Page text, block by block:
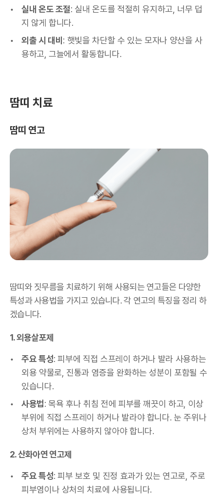
실내 온도 조절: 실내 온도를 적절히 유지하고, 너무 덥
지 않게 합니다.
외출 시 대비: 햇빛을 차단할 수 있는 모자나 양산을 사
용하고, 그늘에서 활동합니다.
땀띠 치료
땀띠 연고
땀띠와 짓무름을 치료하기 위해 사용되는 연고들은 다양한
특성과 사용법을 가지고 있습니다. 각 연고의 특징을 정리 하
겠습니다.
1. 외용살포제
주요 특성: 피부에 직접 스프레이 하거나 발라 사용하는
외용 약물로, 진통과 염증을 완화하는 성분이 포함될 수
있습니다.
사용법: 목욕 후나 취침 전에 피부를 깨끗이 하고, 이상
부위에 직접 스프레이 하거나 발라야 합니다. 눈 주위나
상처 부위에는 사용하지 않아야 합니다.
2. 산화아연 연고제
주요 특성: 피부 보호 및 진정 효과가 있는 연고로, 주로
피부염이나 상처의 치료에 사용됩니다.